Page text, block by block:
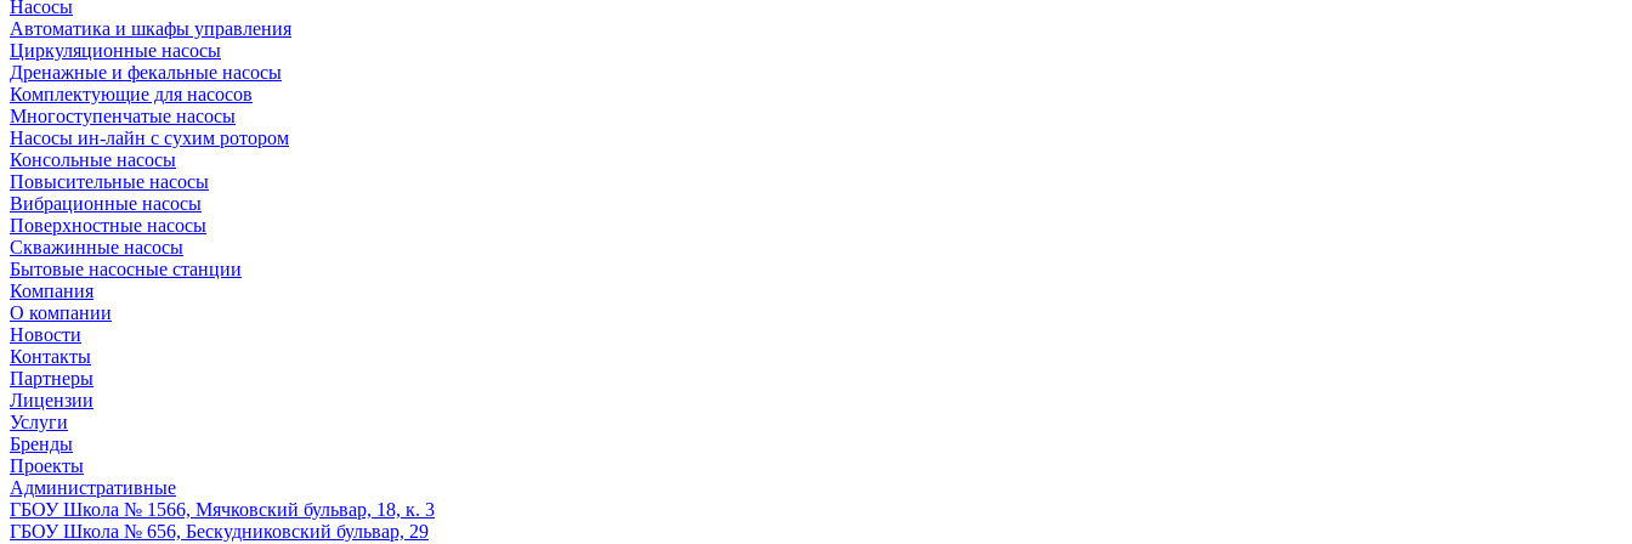
Насосы
Автоматика и шкафы управления
Циркуляционные насосы
Дренажные и фекальные насосы
Комплектующие для насосов
Многоступенчатые насосы
Насосы ин-лайн с сухим ротором
Консольные насосы
Повысительные насосы
Вибрационные насосы
Поверхностные насосы
Скважинные насосы
Бытовые насосные станции
Компания
О компании
Новости
Контакты
Партнеры
Лицензии
Услуги
Бренды
Проекты
Административные
ГБОУ Школа № 1566, Мячковский бульвар, 18, к. 3
ГБОУ Школа № 656, Бескудниковский бульвар, 29